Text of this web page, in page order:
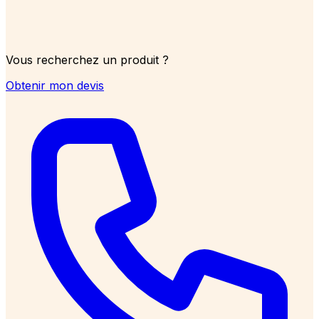
Vous recherchez un produit ?
Obtenir mon devis